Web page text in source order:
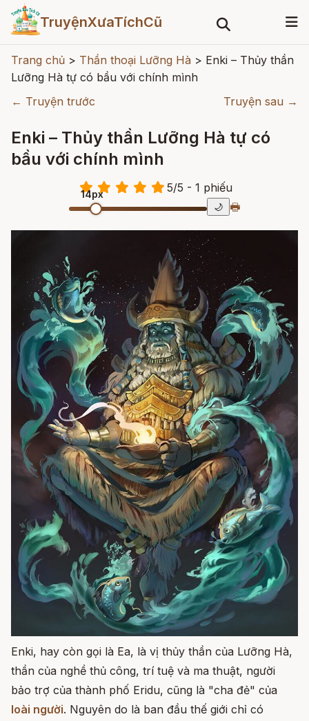
TruyệnXưaTíchCũ
Trang chủ > Thần thoại Lưỡng Hà > Enki – Thủy thần
Lưỡng Hà tự có bầu với chính mình
← Truyện trước
Truyện sau →
Enki – Thủy thần Lưỡng Hà tự có
bầu với chính mình
5/5 - 1 phiếu
14px
🌙 🖶
Enki, hay còn gọi là Ea, là vị thủy thần của Lưỡng Hà,
thần của nghề thủ công, trí tuệ và ma thuật, người
bảo trợ của thành phố Eridu, cũng là "cha đẻ" của
loài người. Nguyên do là ban đầu thế giới chỉ có